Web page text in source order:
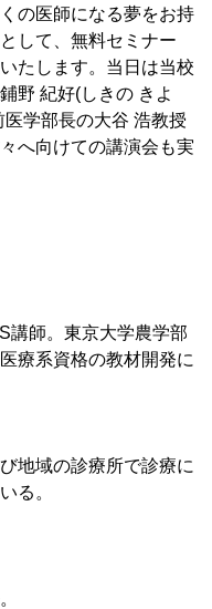
の医師になる夢をお持
して、無料セミナー
たします。当日は当校
野 紀好(しきの きよ
学部長の大谷 浩教授
へ向けての講演会も実
講師。東京大学農学部
療系資格の教材開発に
地域の診療所で診療に
る。